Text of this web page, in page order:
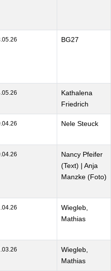
BG27
Kathalena
Friedrich
Nele Steuck
Nancy Pfeifer
(Text) | Anja
Manzke (Foto)
Wiegleb,
Mathias
Wiegleb,
Mathias